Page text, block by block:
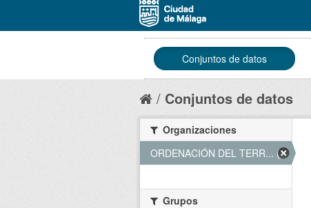
Conjuntos de datos
Conjuntos de datos
Organizaciones
ORDENACIÓN DEL TERR... (1)
Grupos